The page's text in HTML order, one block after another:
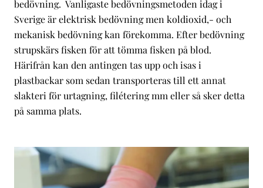
bedövning. Vanligaste bedövningsmetoden idag i
Sverige är elektrisk bedövning men koldioxid,- och
mekanisk bedövning kan förekomma. Efter bedövning
strupskärs fisken för att tömma fisken på blod.
Härifrån kan den antingen tas upp och isas i
plastbackar som sedan transporteras till ett annat
slakteri för urtagning, filétering mm eller så sker detta
på samma plats.